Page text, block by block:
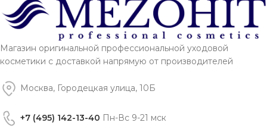
Магазин оригинальной профессиональной уходовой
косметики с доставкой напрямую от производителей
Москва, Городецкая улица, 10Б
+7 (495) 142-13-40 Пн-Вс 9-21 мск